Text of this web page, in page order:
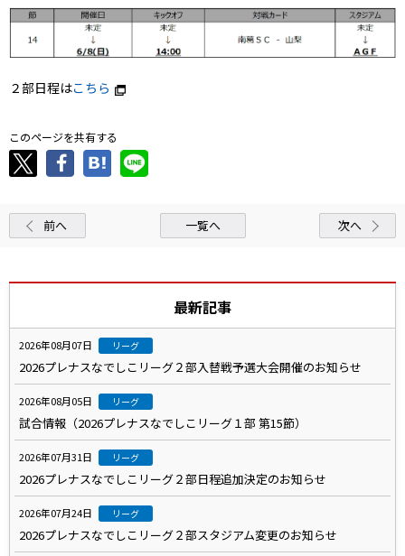
２部日程はこちら
このページを共有する
前へ 一覧へ 次へ
最新記事
2026年08月07日 リーグ
2026プレナスなでしこリーグ２部入替戦予選大会開催のお知らせ
2026年08月05日 リーグ
試合情報（2026プレナスなでしこリーグ１部 第15節）
2026年07月31日 リーグ
2026プレナスなでしこリーグ２部日程追加決定のお知らせ
2026年07月24日 リーグ
2026プレナスなでしこリーグ２部スタジアム変更のお知らせ